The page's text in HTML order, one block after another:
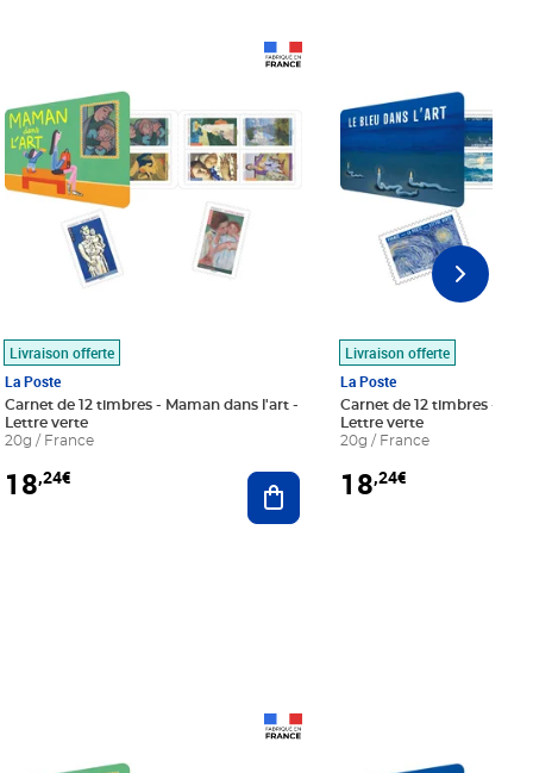
au panier
Livraison offerte
La Poste
Carnet de 12 timbres - Maman dans l'art -
Lettre verte
20g / France
18,24€ Ajouter au panier
Livraison offerte
La Poste
Carnet de 12 timbres - Le
Lettre verte
20g / France
18,24€